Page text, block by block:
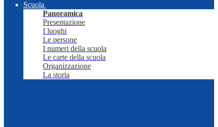
Scuola
Panoramica
Presentazione
I luoghi
Le persone
I numeri della scuola
Le carte della scuola
Organizzazione
La storia